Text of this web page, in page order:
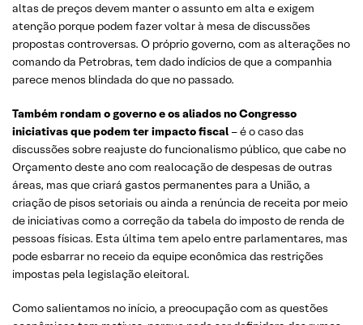
altas de preços devem manter o assunto em alta e exigem
atenção porque podem fazer voltar à mesa de discussões
propostas controversas. O próprio governo, com as alterações no
comando da Petrobras, tem dado indícios de que a companhia
parece menos blindada do que no passado.
Também rondam o governo e os aliados no Congresso
iniciativas que podem ter impacto fiscal – é o caso das
discussões sobre reajuste do funcionalismo público, que cabe no
Orçamento deste ano com realocação de despesas de outras
áreas, mas que criará gastos permanentes para a União, a
criação de pisos setoriais ou ainda a renúncia de receita por meio
de iniciativas como a correção da tabela do imposto de renda de
pessoas físicas. Esta última tem apelo entre parlamentares, mas
pode esbarrar no receio da equipe econômica das restrições
impostas pela legislação eleitoral.
Como salientamos no início, a preocupação com as questões